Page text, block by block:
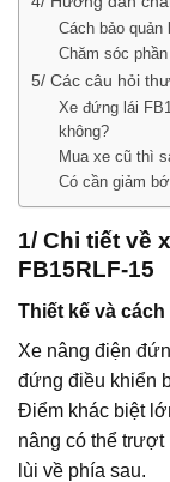
Cách bảo quản
Chăm sóc
5/ Các câu hỏi
Xe đứng lái
không?
Mua xe cũ thì
Có cần giảm
1/ Chi tiết về
FB15RLF-15
Thiết kế và
Xe nâng điện
đứng điều khiển
Điểm khác biệt
nâng có thể trượt
lùi về phía sau.